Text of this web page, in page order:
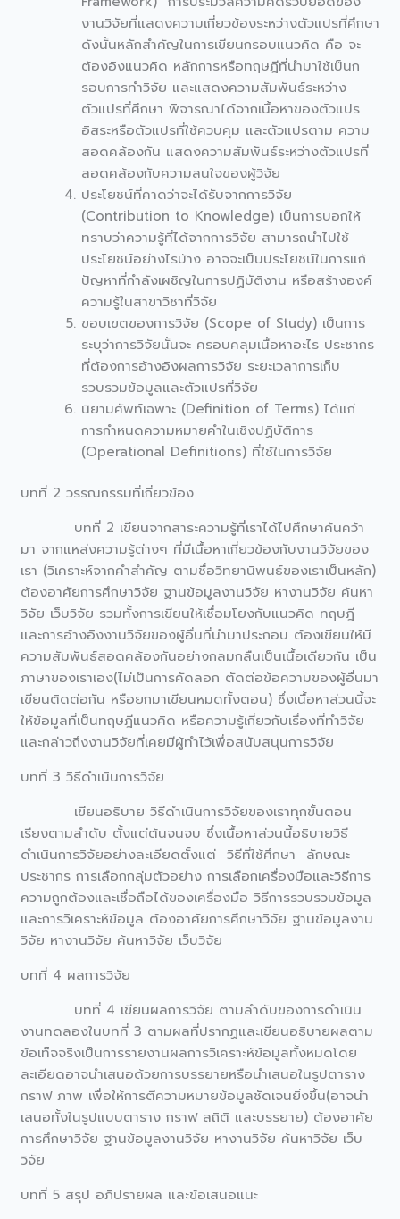
งานวิจัยที่แสดงความเกี่ยวข้องระหว่างตัวแปรที่ศึกษา
ดังนั้นหลักสำคัญในการเขียนกรอบแนวคิด คือ จะ
ต้องอิงแนวคิด หลักการหรือทฤษฎีที่นำมาใช้เป็นก
รอบการทำวิจัย และแสดงความสัมพันธ์ระหว่าง
ตัวแปรที่ศึกษา พิจารณาได้จากเนื้อหาของตัวแปร
อิสระหรือตัวแปรที่ใช้ควบคุม และตัวแปรตาม ความ
สอดคล้องกัน แสดงความสัมพันธ์ระหว่างตัวแปรที่
สอดคล้องกับความสนใจของผู้วิจัย
ประโยชน์ที่คาดว่าจะได้รับจากการวิจัย
(Contribution to Knowledge) เป็นการบอกให้
ทราบว่าความรู้ที่ได้จากการวิจัย สามารถนำไปใช้
ประโยชน์อย่างไรบ้าง อาจจะเป็นประโยชน์ในการแก้
ปัญหาที่กำลังเผชิญในการปฏิบัติงาน หรือสร้างองค์
ความรู้ในสาขาวิชาที่วิจัย
ขอบเขตของการวิจัย (Scope of Study) เป็นการ
ระบุว่าการวิจัยนั้นจะ ครอบคลุมเนื้อหาอะไร ประชากร
ที่ต้องการอ้างอิงผลการวิจัย ระยะเวลาการเก็บ
รวบรวมข้อมูลและตัวแปรที่วิจัย
นิยามศัพท์เฉพาะ (Definition of Terms) ได้แก่
การกำหนดความหมายคำในเชิงปฏิบัติการ
(Operational Definitions) ที่ใช้ในการวิจัย
บทที่ 2 วรรณกรรมที่เกี่ยวข้อง
บทที่ 2 เขียนจากสาระความรู้ที่เราได้ไปศึกษาค้นคว้า
มา จากแหล่งความรู้ต่างๆ ที่มีเนื้อหาเกี่ยวข้องกับงานวิจัยของ
เรา (วิเคราะห์จากคำสำคัญ ตามชื่อวิทยานิพนธ์ของเราเป็นหลัก)
ต้องอาศัยการศึกษาวิจัย ฐานข้อมูลงานวิจัย หางานวิจัย ค้นหา
วิจัย เว็บวิจัย รวมทั้งการเขียนให้เชื่อมโยงกับแนวคิด ทฤษฎี
และการอ้างอิงงานวิจัยของผู้อื่นที่นำมาประกอบ ต้องเขียนให้มี
ความสัมพันธ์สอดคล้องกันอย่างกลมกลืนเป็นเนื้อเดียวกัน เป็น
ภาษาของเราเอง(ไม่เป็นการคัดลอก ตัดต่อข้อความของผู้อื่นมา
เขียนติดต่อกัน หรือยกมาเขียนหมดทั้งตอน) ซึ่งเนื้อหาส่วนนี้จะ
ให้ข้อมูลที่เป็นทฤษฎีแนวคิด หรือความรู้เกี่ยวกับเรื่องที่ทำวิจัย
และกล่าวถึงงานวิจัยที่เคยมีผู้ทำไว้เพื่อสนับสนุนการวิจัย
บทที่ 3 วิธีดำเนินการวิจัย
เขียนอธิบาย วิธีดำเนินการวิจัยของเราทุกขั้นตอน
เรียงตามลำดับ ตั้งแต่ต้นจนจบ ซึ่งเนื้อหาส่วนนี้อธิบายวิธี
ดำเนินการวิจัยอย่างละเอียดตั้งแต่ วิธีที่ใช้ศึกษา ลักษณะ
ประชากร การเลือกกลุ่มตัวอย่าง การเลือกเครื่องมือและวิธีการ
ความถูกต้องและเชื่อถือได้ของเครื่องมือ วิธีการรวบรวมข้อมูล
และการวิเคราะห์ข้อมูล ต้องอาศัยการศึกษาวิจัย ฐานข้อมูลงาน
วิจัย หางานวิจัย ค้นหาวิจัย เว็บวิจัย
บทที่ 4 ผลการวิจัย
บทที่ 4 เขียนผลการวิจัย ตามลำดับของการดำเนิน
งานทดลองในบทที่ 3 ตามผลที่ปรากฏและเขียนอธิบายผลตาม
ข้อเท็จจริงเป็นการรายงานผลการวิเคราะห์ข้อมูลทั้งหมดโดย
ละเอียดอาจนำเสนอด้วยการบรรยายหรือนำเสนอในรูปตาราง
กราฟ ภาพ เพื่อให้การตีความหมายข้อมูลชัดเจนยิ่งขึ้น(อาจนำ
เสนอทั้งในรูปแบบตาราง กราฟ สถิติ และบรรยาย) ต้องอาศัย
การศึกษาวิจัย ฐานข้อมูลงานวิจัย หางานวิจัย ค้นหาวิจัย เว็บ
วิจัย
บทที่ 5 สรุป อภิปรายผล และข้อเสนอแนะ